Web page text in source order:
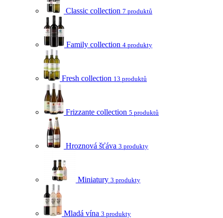
Classic collection 7 produktů
Family collection 4 produkty
Fresh collection 13 produktů
Frizzante collection 5 produktů
Hroznová šťáva 3 produkty
Miniatury 3 produkty
Mladá vína 3 produkty